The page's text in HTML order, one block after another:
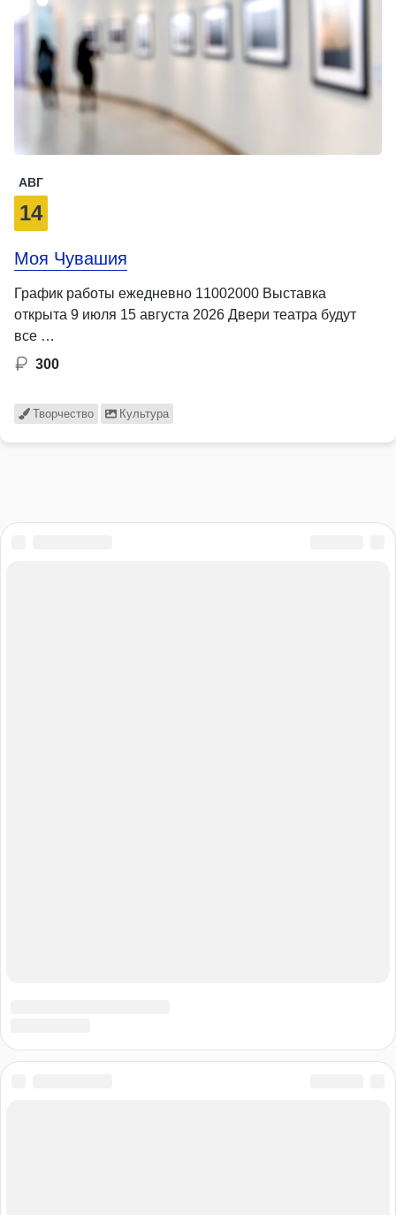
АВГ
14
Моя Чувашия
График работы ежедневно 11002000 Выставка
открыта 9 июля 15 августа 2026 Двери театра будут
все …
300
Творчество Культура